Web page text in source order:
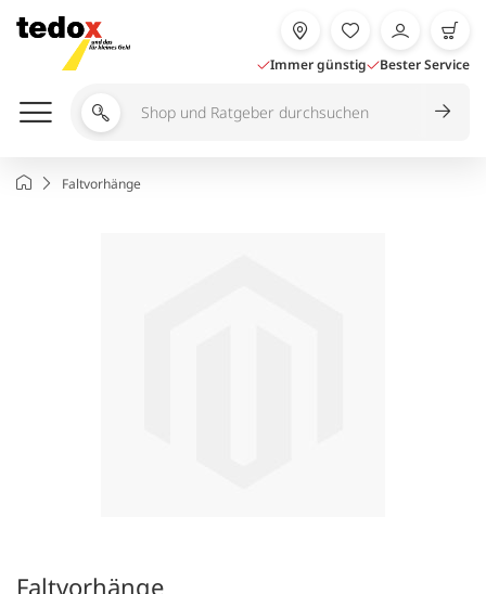
Inhalt
springen
Immer günstig Bester Service
Shop
durchsuchen
StartseiteFaltvorhänge
Faltvorhänge